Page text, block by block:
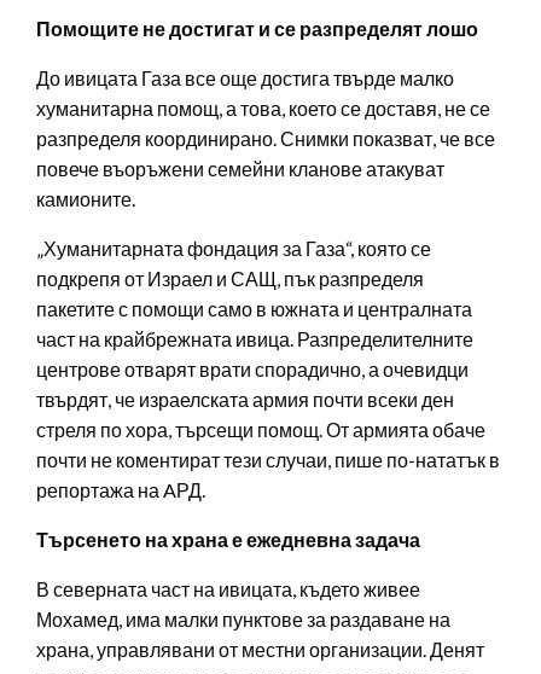
Помощите не достигат и се разпределят лошо
До ивицата Газа все още достига твърде малко
хуманитарна помощ, а това, което се доставя, не се
разпределя координирано. Снимки показват, че все
повече въоръжени семейни кланове атакуват
камионите.
„Хуманитарната фондация за Газа“, която се
подкрепя от Израел и САЩ, пък разпределя
пакетите с помощи само в южната и централната
част на крайбрежната ивица. Разпределителните
центрове отварят врати спорадично, а очевидци
твърдят, че израелската армия почти всеки ден
стреля по хора, търсещи помощ. От армията обаче
почти не коментират тези случаи, пише по-нататък в
репортажа на AРД.
Търсенето на храна е ежедневна задача
В северната част на ивицата, където живее
Мохамед, има малки пунктове за раздаване на
храна, управлявани от местни организации. Денят